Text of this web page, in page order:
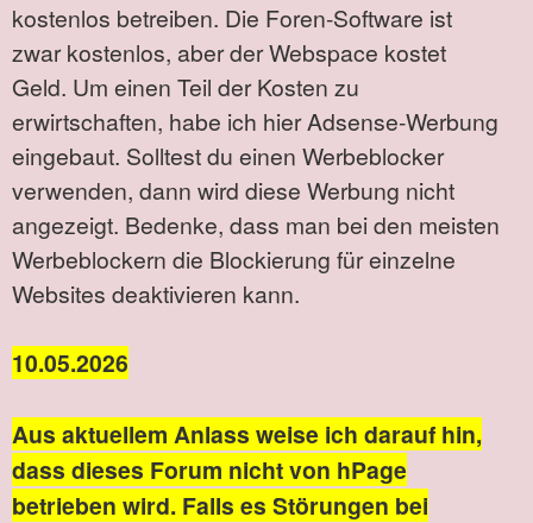
kostenlos betreiben. Die Foren-Software ist
zwar kostenlos, aber der Webspace kostet
Geld. Um einen Teil der Kosten zu
erwirtschaften, habe ich hier Adsense-Werbung
eingebaut. Solltest du einen Werbeblocker
verwenden, dann wird diese Werbung nicht
angezeigt. Bedenke, dass man bei den meisten
Werbeblockern die Blockierung für einzelne
Websites deaktivieren kann.
10.05.2026
Aus aktuellem Anlass weise ich darauf hin,
dass dieses Forum nicht von hPage
betrieben wird. Falls es Störungen bei